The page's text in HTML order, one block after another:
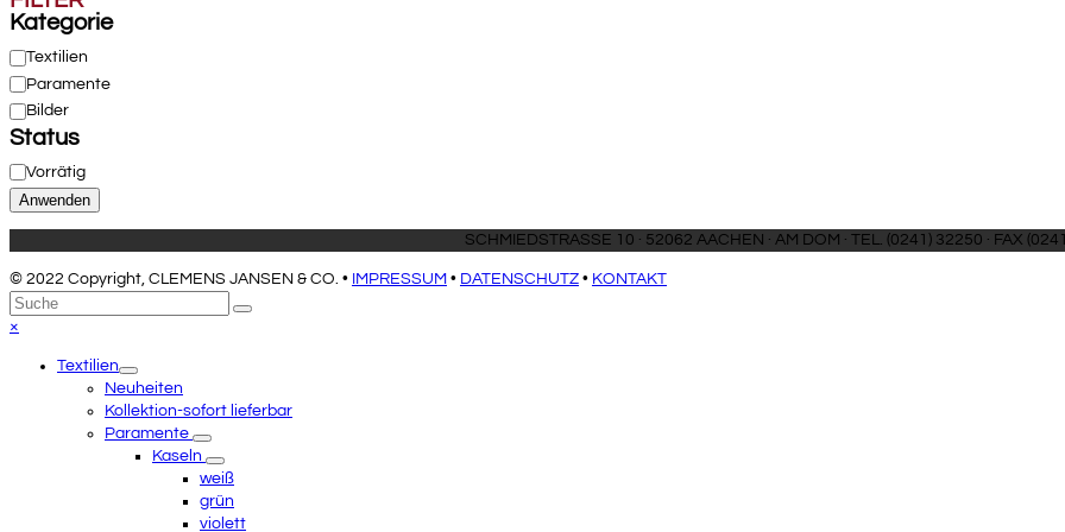
Kategorie
Kategorie
Textilien
Paramente
Bilder
Status
Status
Vorrätig
Anwenden
SCHMIEDSTRASSE 10 · 52062
© 2022 Copyright, CLEMENS JANSEN & CO. • IMPRESSUM • DATENSCHUTZ • KONTAKT
An
den
scrollen
Suche
Senden
×
menuTextilien
Neuheiten
Kollektion-sofort lieferbar
Paramente
Kaseln
weiß
grün
violett